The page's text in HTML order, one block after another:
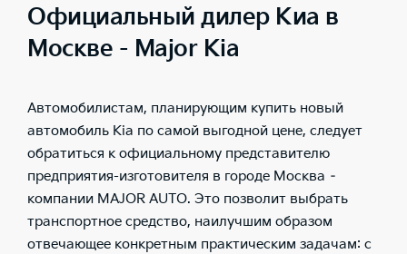
Официальный дилер Киа в
Москве - Major Kia
Автомобилистам, планирующим купить новый
автомобиль Kia по самой выгодной цене, следует
обратиться к официальному представителю
предприятия-изготовителя в городе Москва –
компании MAJOR AUTO. Это позволит выбрать
транспортное средство, наилучшим образом
отвечающее конкретным практическим задачам: с